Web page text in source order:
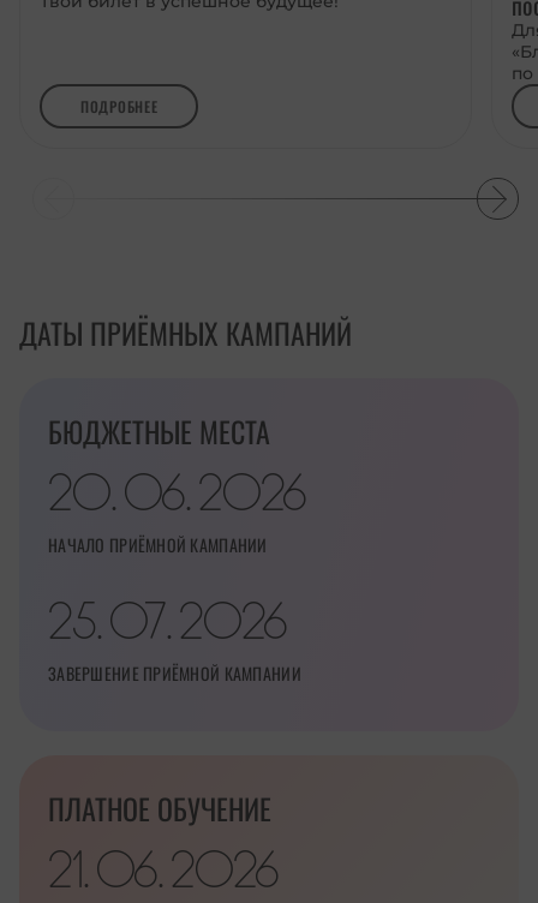
ПОДРОБНЕЕ
ДАТЫ ПРИЁМНЫХ КАМПАНИЙ
БЮДЖЕТНЫЕ МЕСТА
20 06 2026
НАЧАЛО ПРИЁМНОЙ КАМПАНИИ
25 07 2026
ЗАВЕРШЕНИЕ ПРИЁМНОЙ КАМПАНИИ
ПЛАТНОЕ ОБУЧЕНИЕ
21 06 2026